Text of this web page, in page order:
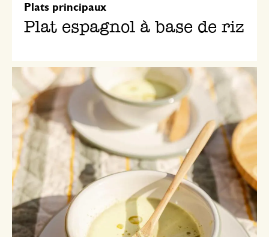
Plats principaux
Plat espagnol à base de riz